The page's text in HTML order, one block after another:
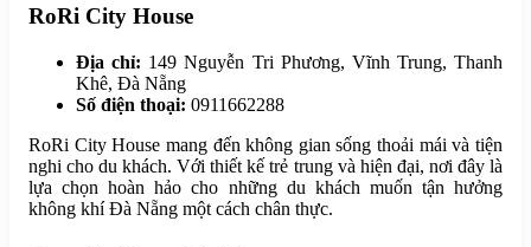
RoRi City House
Địa chỉ: 149 Nguyễn Tri Phương, Vĩnh Trung, Thanh
Khê, Đà Nẵng
Số điện thoại: 0911662288
RoRi City House mang đến không gian sống thoải mái và tiện
nghi cho du khách. Với thiết kế trẻ trung và hiện đại, nơi đây là
lựa chọn hoàn hảo cho những du khách muốn tận hưởng
không khí Đà Nẵng một cách chân thực.